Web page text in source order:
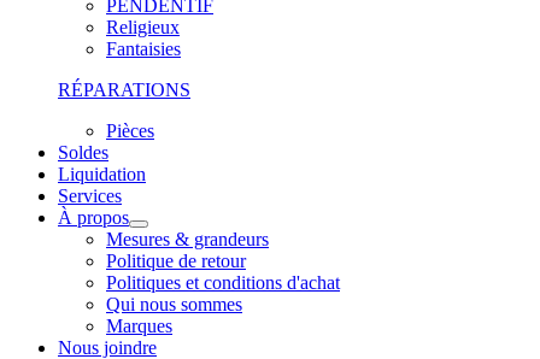
PENDENTIF
Religieux
Fantaisies
RÉPARATIONS
Pièces
Soldes
Liquidation
Services
À propos
Mesures & grandeurs
Politique de retour
Politiques et conditions d'achat
Qui nous sommes
Marques
Nous joindre